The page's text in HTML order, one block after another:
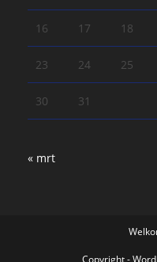
16 17 18
23 24 25
30 31
« mrt